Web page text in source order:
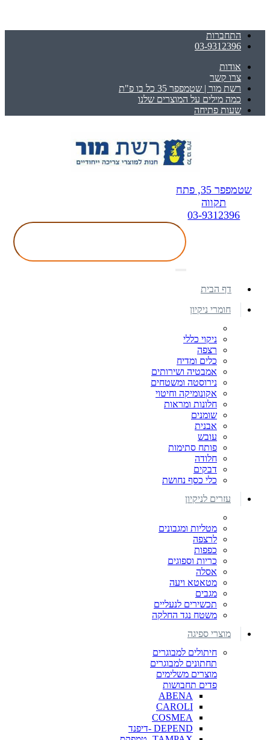
התחברות
03-9312396
אודות
צרו קשר
רשת מור | שטמפפר 35 כל בו פ"ת
כמה מילים על המוצרים שלנו
שעות פתיחה
שטמפפר 35, פתח
תקווה
03-9312396
דף הבית
חומרי ניקיון
ניקוי כללי
רצפה
כלים ומדיח
אמבטיה ושירותים
נירוסטה ומשטחים
אקונומיקה וחיטוי
חלונות ומראות
שומנים
אבנית
עובש
פותח סתימות
חלודה
דבקים
כלי כסף נחושת
עזרים לניקיון
מטליות ומגבונים
לרצפה
כפפות
כריות וספוגים
אסלה
מטאטא ויעה
מגבים
תכשירים לנעליים
משטח נגד החלקה
מוצרי ספיגה
חיתולים למבוגרים
תחתונים למבוגרים
מוצרים משלימים
פדים תחבושות
ABENA
CAROLI
COSMEA
DEPEND -דיפנד